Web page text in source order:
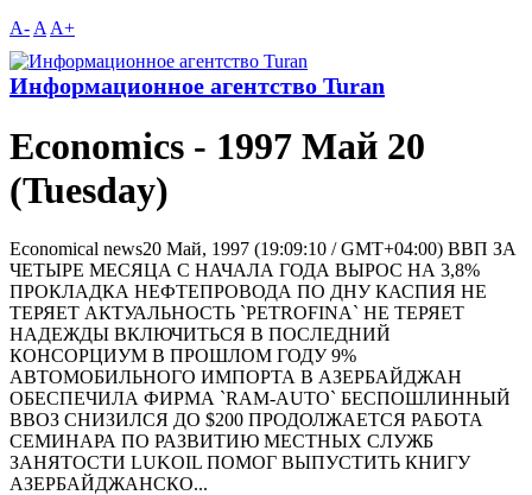
A- A A+
Информационное агентство Turan
Economics - 1997 Май 20
(Tuesday)
Economical news20 Май, 1997 (19:09:10 / GMT+04:00) ВВП ЗА
ЧЕТЫРЕ МЕСЯЦА С НАЧАЛА ГОДА ВЫРОС НА 3,8%
ПРОКЛАДКА НЕФТЕПРОВОДА ПО ДНУ КАСПИЯ НЕ
ТЕРЯЕТ АКТУАЛЬНОСТЬ `РETROFINA` НЕ ТЕРЯЕТ
НАДЕЖДЫ ВКЛЮЧИТЬСЯ В ПОСЛЕДНИЙ
КОНСОРЦИУМ В ПРОШЛОМ ГОДУ 9%
АВТОМОБИЛЬНОГО ИМПОРТА В АЗЕРБАЙДЖАН
ОБЕСПЕЧИЛА ФИРМА `RAM-AUTO` БЕСПОШЛИННЫЙ
ВВОЗ СНИЗИЛСЯ ДО $200 ПРОДОЛЖАЕТСЯ РАБОТА
СЕМИНАРА ПО РАЗВИТИЮ МЕСТНЫХ СЛУЖБ
ЗАНЯТОСТИ LUKOIL ПОМОГ ВЫПУСТИТЬ КНИГУ
АЗЕРБАЙДЖАНСКО...